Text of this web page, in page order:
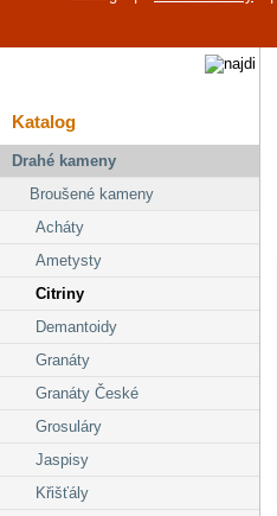
Katalog
Drahé kameny
Broušené kameny
Acháty
Ametysty
Citriny
Demantoidy
Granáty
Granáty České
Grosuláry
Jaspisy
Křišťály